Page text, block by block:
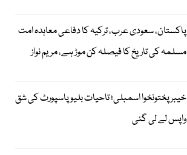
پاکستان، سعودی عرب، ترکیہ کا دفاعی معاہدہ امت
مسلمہ کی تاریخ کا فیصلہ کن موڑ ہے، مریم نواز
خیبرپختونخوا اسمبلی؛ تاحیات بلیو پاسپورٹ کی شق
واپس لے لی گئی